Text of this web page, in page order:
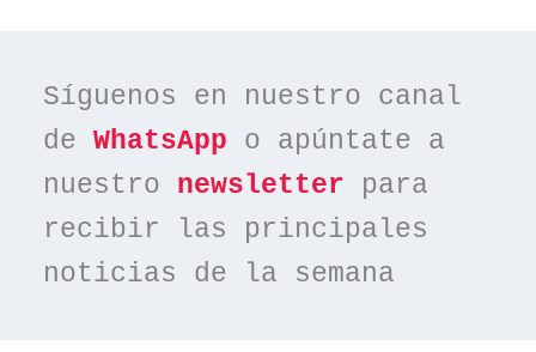
Síguenos en nuestro canal
de WhatsApp o apúntate a
nuestro newsletter para
recibir las principales
noticias de la semana